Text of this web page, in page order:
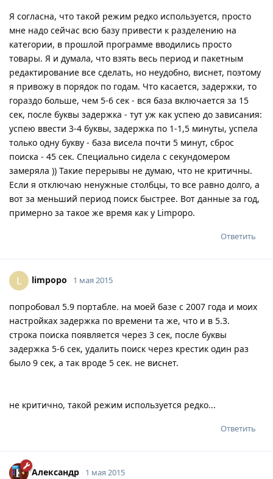
Я согласна, что такой режим редко используется, просто
мне надо сейчас всю базу привести к разделению на
категории, в прошлой программе вводились просто
товары. Я и думала, что взять весь период и пакетным
редактирование все сделать, но неудобно, виснет, поэтому
я привожу в порядок по годам. Что касается, задержки, то
гораздо больше, чем 5-6 сек - вся база включается за 15
сек, после буквы задержка - тут уж как успею до зависания:
успею ввести 3-4 буквы, задержка по 1-1,5 минуты, успела
только одну букву - база висела почти 5 минут, сброс
поиска - 45 сек. Специально сидела с секундомером
замеряла )) Такие перерывы не думаю, что не критичны.
Если я отключаю ненужные столбцы, то все равно долго, а
вот за меньший период поиск быстрее. Вот данные за год,
примерно за такое же время как у Limpopo.
Ответить
L limpopo 1 мая 2015
попробовал 5.9 портабле. на моей базе с 2007 года и моих
настройках задержка по времени та же, что и в 5.3.
строка поиска появляется через 3 сек, после буквы
задержка 5-6 сек, удалить поиск через крестик один раз
было 9 сек, а так вроде 5 сек. не виснет.
не критично, такой режим используется редко...
Ответить
Александр 1 мая 2015